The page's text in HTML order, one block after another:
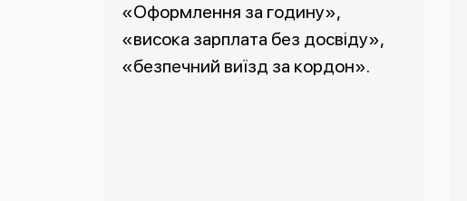
«Оформлення за годину»,
«висока зарплата без досвіду»,
«безпечний виїзд за кордон».